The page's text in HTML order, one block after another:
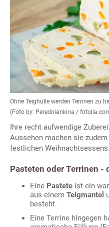
Ohne Teighülle werden Terrinen zu
(Foto by: Peredniankina /
Ihre recht aufwendige
Aussehen machen sie
festlichen Weihnachtsessens.
Pasteten oder Terrinen -
Eine Pastete ist ein
aus einem Teigmantel
besteht.
Eine Terrine hingegen